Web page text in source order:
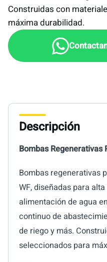
Construidas con
máxima durabilidad.
Descripción
Bombas
Bombas regenerativas
WF, diseñadas para
alimentación de agua
continuo de
de riego y más.
seleccionados para